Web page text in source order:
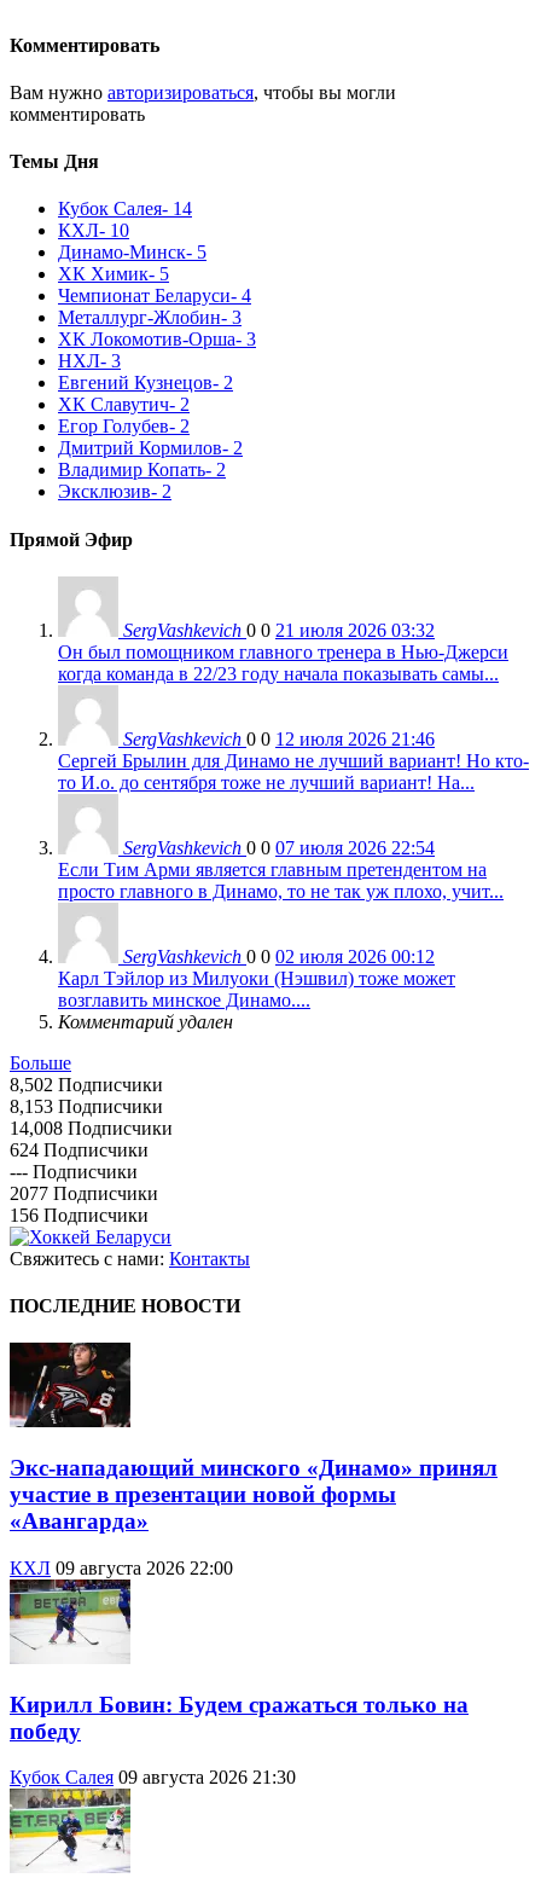
Комментировать
Вам нужно авторизироваться, чтобы вы могли
комментировать
Темы Дня
Кубок Салея- 14
КХЛ- 10
Динамо-Минск- 5
ХК Химик- 5
Чемпионат Беларуси- 4
Металлург-Жлобин- 3
ХК Локомотив-Орша- 3
НХЛ- 3
Евгений Кузнецов- 2
ХК Славутич- 2
Егор Голубев- 2
Дмитрий Кормилов- 2
Владимир Копать- 2
Эксклюзив- 2
Прямой Эфир
SergVashkevich 0 0 21 июля 2026 03:32
Он был помощником главного тренера в Нью-Джерси
когда команда в 22/23 году начала показывать самы...
SergVashkevich 0 0 12 июля 2026 21:46
Сергей Брылин для Динамо не лучший вариант! Но кто-
то И.о. до сентября тоже не лучший вариант! На...
SergVashkevich 0 0 07 июля 2026 22:54
Если Тим Арми является главным претендентом на
просто главного в Динамо, то не так уж плохо, учит...
SergVashkevich 0 0 02 июля 2026 00:12
Карл Тэйлор из Милуоки (Нэшвил) тоже может
возглавить минское Динамо....
Комментарий удален
Больше
8,502 Подписчики
8,153 Подписчики
14,008 Подписчики
624 Подписчики
--- Подписчики
2077 Подписчики
156 Подписчики
Свяжитесь с нами: Контакты
ПОСЛЕДНИЕ НОВОСТИ
Экс-нападающий минского «Динамо» принял
участие в презентации новой формы
«Авангарда»
КХЛ 09 августа 2026 22:00
Кирилл Бовин: Будем сражаться только на
победу
Кубок Салея 09 августа 2026 21:30